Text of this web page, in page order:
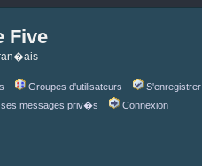
Five
Groupes d'utilisateurs
S'enregistrer
messages priv�s Connexion